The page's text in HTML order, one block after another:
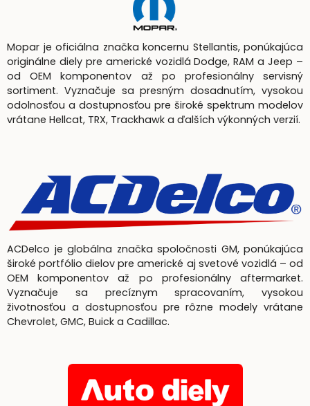
Mopar je oficiálna značka koncernu Stellantis, ponúkajúca
originálne diely pre americké vozidlá Dodge, RAM a Jeep –
od OEM komponentov až po profesionálny servisný
sortiment. Vyznačuje sa presným dosadnutím, vysokou
odolnosťou a dostupnosťou pre široké spektrum modelov
vrátane Hellcat, TRX, Trackhawk a ďalších výkonných verzií.
ACDelco je globálna značka spoločnosti GM, ponúkajúca
široké portfólio dielov pre americké aj svetové vozidlá – od
OEM komponentov až po profesionálny aftermarket.
Vyznačuje sa precíznym spracovaním, vysokou
životnosťou a dostupnosťou pre rôzne modely vrátane
Chevrolet, GMC, Buick a Cadillac.